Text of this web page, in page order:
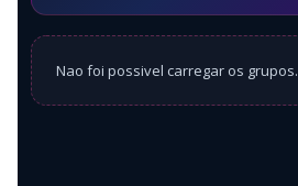
Nao foi possivel carregar os grupos.